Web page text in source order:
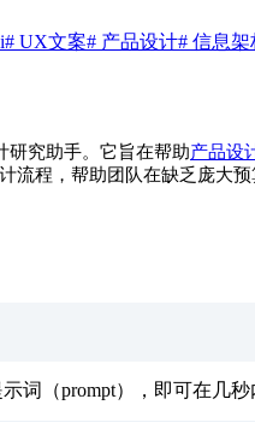
# UX文案# 产品设计# 信息架
研究助手。它旨在帮助产品设
流程，帮助团队在缺乏庞大
词（prompt），即可在几